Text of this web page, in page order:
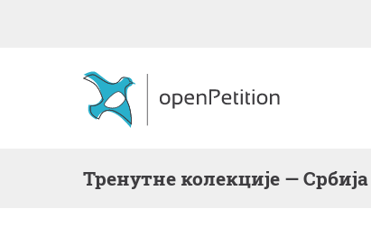
Тренутне колекције — Србија